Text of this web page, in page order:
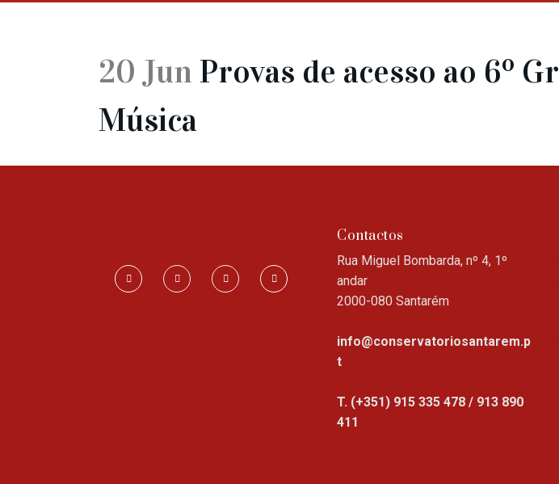
20 Jun Provas de acesso ao 6º
Música
Contactos
Rua Miguel Bombarda, nº 4, 1º
andar
2000-080 Santarém
info@conservatoriosantarem.p
t
T. (+351) 915 335 478 / 913 890
411